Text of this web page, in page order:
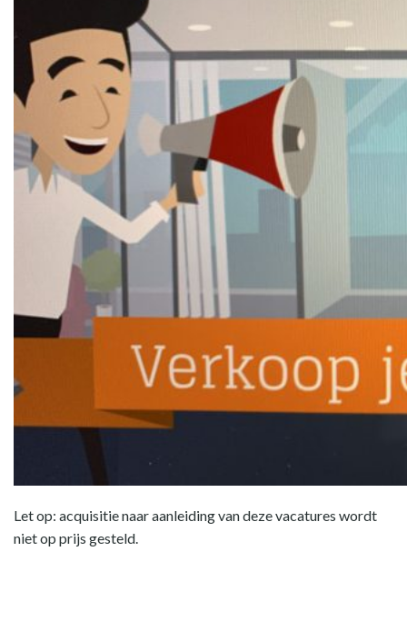
Let op: acquisitie naar aanleiding van deze vacatures wordt
niet op prijs gesteld.